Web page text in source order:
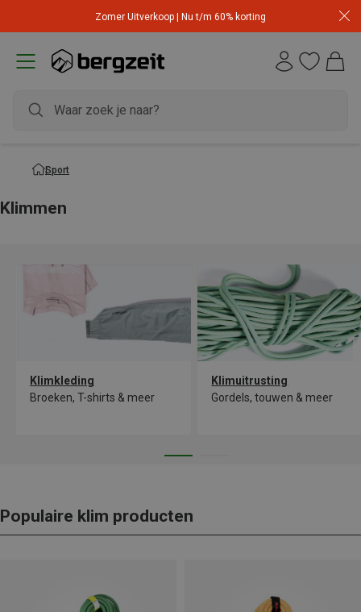
Zomer Uitverkoop | Nu t/m 60% korting
Sport
Klimmen
Klimkleding
Broeken, T-shirts & meer
Klimuitrusting
Gordels, touwen & meer
Populaire klim producten